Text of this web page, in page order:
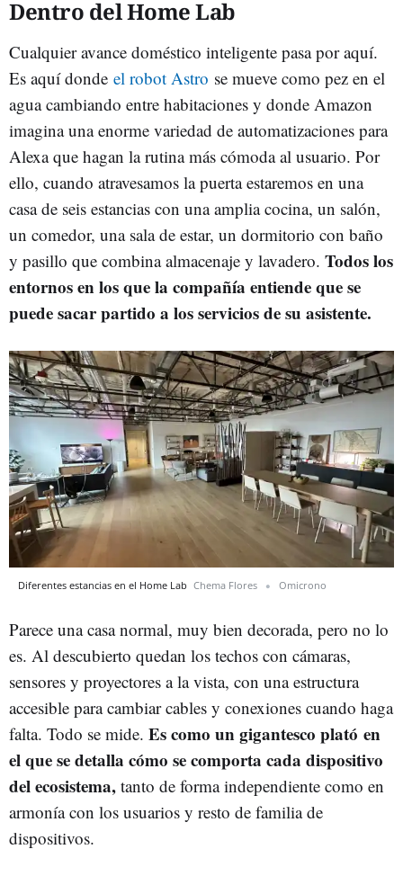
Dentro del Home Lab
Cualquier avance doméstico inteligente pasa por aquí.
Es aquí donde el robot Astro se mueve como pez en el
agua cambiando entre habitaciones y donde Amazon
imagina una enorme variedad de automatizaciones para
Alexa que hagan la rutina más cómoda al usuario. Por
ello, cuando atravesamos la puerta estaremos en una
casa de seis estancias con una amplia cocina, un salón,
un comedor, una sala de estar, un dormitorio con baño
y pasillo que combina almacenaje y lavadero. Todos los
entornos en los que la compañía entiende que se
puede sacar partido a los servicios de su asistente.
Diferentes estancias en el Home Lab Chema Flores Omicrono
Parece una casa normal, muy bien decorada, pero no lo
es. Al descubierto quedan los techos con cámaras,
sensores y proyectores a la vista, con una estructura
accesible para cambiar cables y conexiones cuando haga
falta. Todo se mide. Es como un gigantesco plató en
el que se detalla cómo se comporta cada dispositivo
del ecosistema, tanto de forma independiente como en
armonía con los usuarios y resto de familia de
dispositivos.